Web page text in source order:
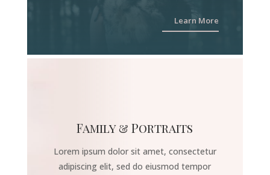
Learn More
Family & Portraits
Lorem ipsum dolor sit amet, consectetur
adipiscing elit, sed do eiusmod tempor